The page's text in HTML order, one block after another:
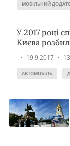
МОБІЛЬНИЙ
У 2017 році
Києва
· 19.9.2017 ·
АВТОМОБІЛЬ